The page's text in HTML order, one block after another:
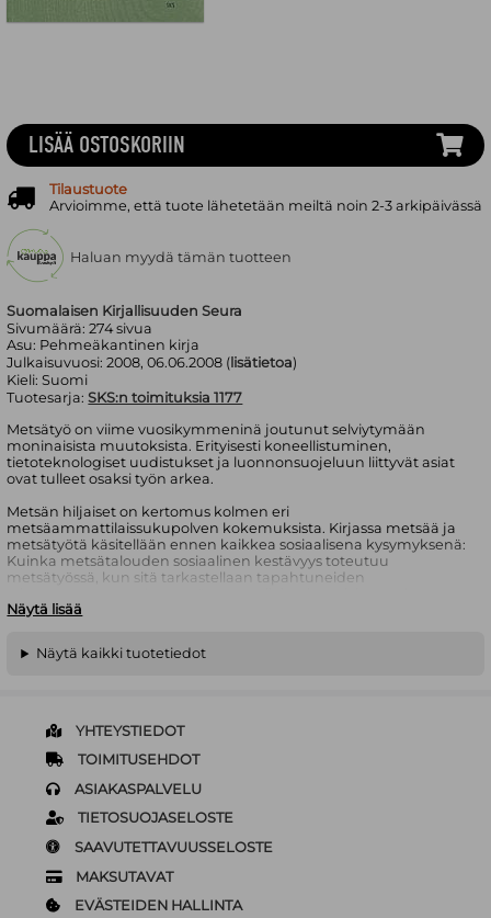
Suomalaisen Kirjallisuuden Seura
Sivumäärä:274sivua
Asu: Pehmeäkantinen kirja
Julkaisuvuosi:2008, 06.06.2008 ( lisätietoa)
Kieli:Suomi
Tuotesarja: SKS:n toimituksia 1177
Metsätyö on viime vuosikymmeninä joutunut selviytymään
moninaisista muutoksista. Erityisesti koneellistuminen,
tietoteknologiset uudistukset ja luonnonsuojeluun liittyvät asiat
ovat tulleet osaksi työn arkea.
Metsän hiljaiset on kertomus kolmen eri
metsäammattilaissukupolven kokemuksista. Kirjassa metsää ja
metsätyötä käsitellään ennen kaikkea sosiaalisena kysymyksenä:
Kuinka metsätalouden sosiaalinen kestävyys toteutuu
metsätyössä, kun sitä tarkastellaan tapahtuneiden
kokemusten kautta? Tähän kysymykseen etsitään vastauksia
kertovat, kuinka he ovat selvinneet työelämän muutoksista ja
millaista työskenteleminen on eri vuosikymmeninä ollut.
antaa lukijalleen viitteitä siitä, miltä metsätyön tulevaisuus
näyttää.
Näytä lisää
LISÄÄ OSTOSKORIIN
Tilaustuote
Arvioimme, että tuote lähetetään meiltä noin 2-3 arkipäivässä
Haluan myydä tämän tuotteen
Näytä kaikki tuotetiedot
YHTEYSTIEDOT
TOIMITUSEHDOT
ASIAKASPALVELU
TIETOSUOJASELOSTE
SAAVUTETTAVUUSSELOSTE
MAKSUTAVAT
EVÄSTEIDEN HALLINTA